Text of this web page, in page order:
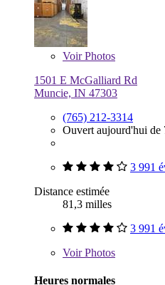
VoirPhotos
1501 E McGalliard Rd
Muncie, IN 47303
(765) 212-3314
Ouvert aujourd'hui de
3 991
Distance estimée
81,3 milles
3 991
VoirPhotos
Heures normales